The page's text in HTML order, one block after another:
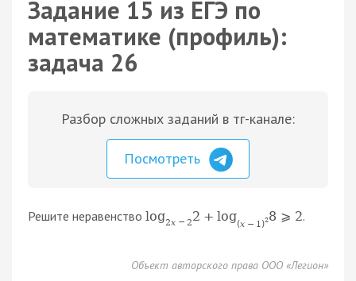
Задание 15 из ЕГЭ по
математике (профиль):
задача 26
Разбор сложных заданий в тг-канале:
Посмотреть
Решите неравенство log2x − 22 + log
(x − 1)28 ⩾ 2.
Объект авторского права ООО «Легион»